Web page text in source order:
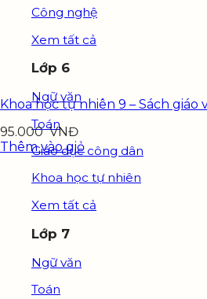
Công nghệ
Xem tất cả
Lớp 6
Ngữ văn
Toán
Giáo dục công dân
Khoa học tự nhiên
Xem tất cả
Lớp 7
Ngữ văn
Toán
Khoa học tự nhiên 9 – Sách giáo
95.000VNĐ
Thêm vào giỏ